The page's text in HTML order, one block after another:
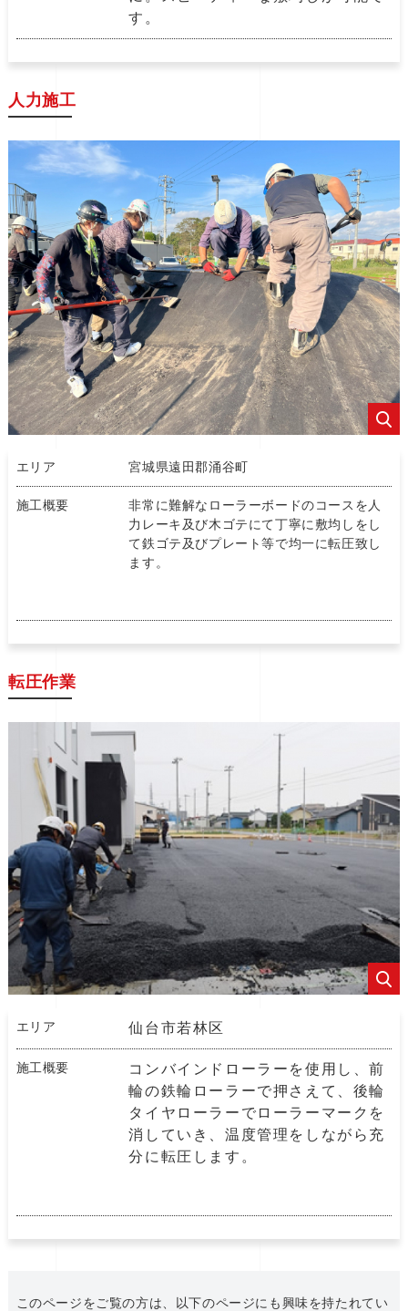
す。
人力施工
エリア 宮城県遠田郡涌谷町
施工概要
非常に難解なローラーボードのコースを人
力レーキ及び木ゴテにて丁寧に敷均しを し
て鉄ゴテ及びプレート等で均一に転圧致し
ます。
転圧作業
エリア 仙台市若林区
施工概要
コンバインドローラーを使用し、前
輪の鉄輪ローラーで押さえて、後輪
タイヤローラーでローラーマークを
消していき、温度管理をしながら充
分に転圧します。
このページをご覧の方は、以下のページにも興味を持たれてい